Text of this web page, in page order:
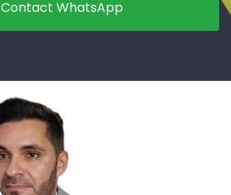
Contact WhatsApp